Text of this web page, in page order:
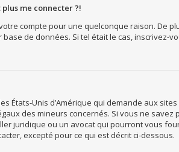
me connecter ?!
compte pour une quelconque raison. De
de données. Si tel était le cas, inscrivez-
États-Unis d’Amérique qui demande aux
des mineurs concernés. Si vous ne
juridique ou un avocat qui pourront vous
excepté pour ce qui est décrit ci-dessous.